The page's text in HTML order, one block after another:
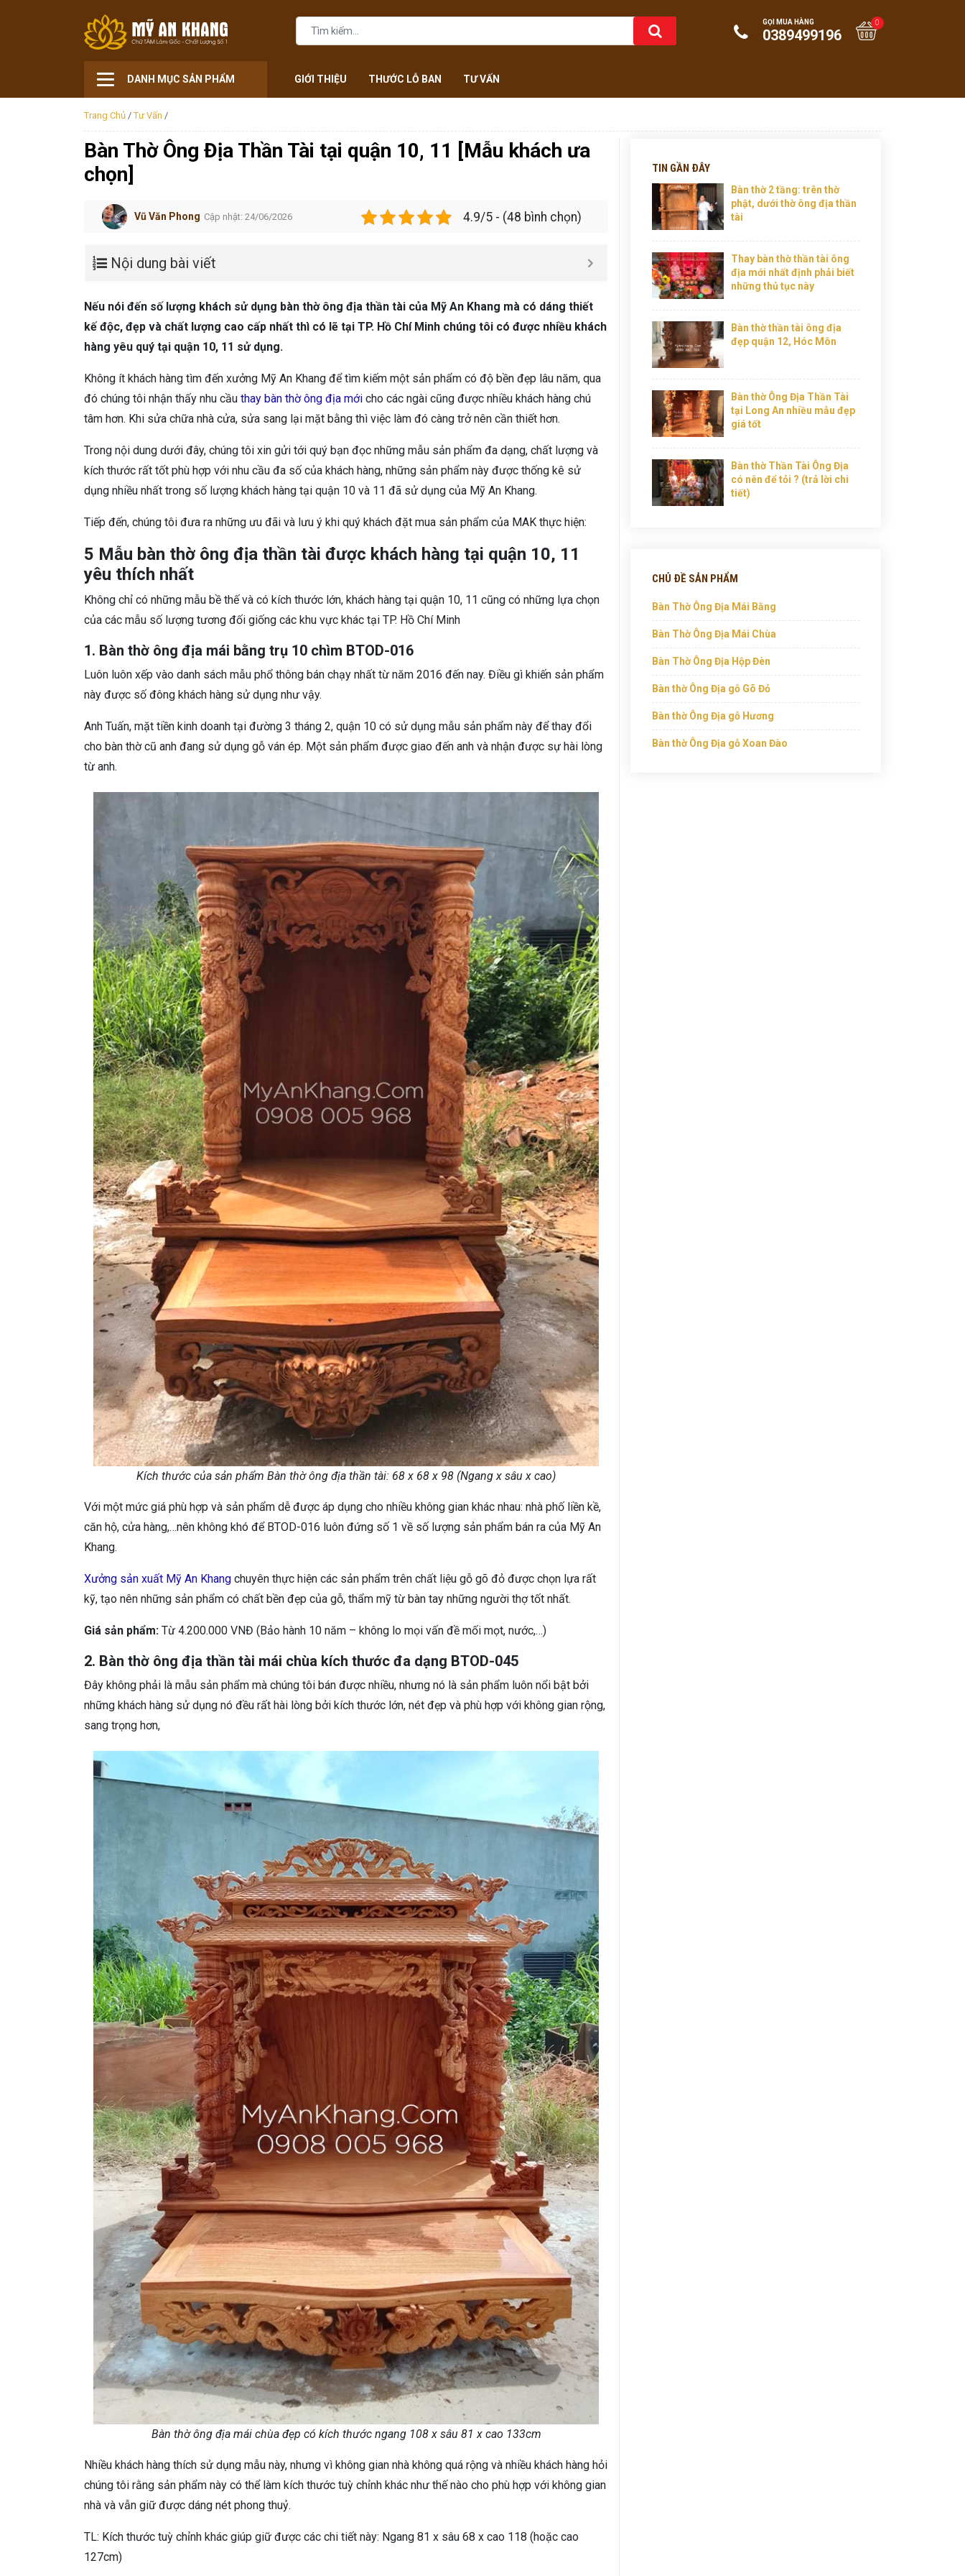
GỌI MUA HÀNG
0389499196
0
DANH MỤC SẢN PHẨM GIỚI THIỆU THƯỚC LỖ BAN TƯ VẤN
Trang Chủ /Tư Vấn /
Bàn Thờ Ông Địa Thần Tài tại quận 10, 11 [Mẫu khách ưa
chọn]
Vũ Văn Phong Cập nhật: 24/06/2026 4.9/5 - (48 bình chọn)
Nội dung bài viết
Nếu nói đến số lượng khách sử dụng bàn thờ ông địa thần tài của Mỹ An Khang mà có dáng thiết
kế độc, đẹp và chất lượng cao cấp nhất thì có lẽ tại TP. Hồ Chí Minh chúng tôi có được nhiều khách
hàng yêu quý tại quận 10, 11 sử dụng.
Không ít khách hàng tìm đến xưởng Mỹ An Khang để tìm kiếm một sản phẩm có độ bền đẹp lâu năm, qua
đó chúng tôi nhận thấy nhu cầu thay bàn thờ ông địa mới cho các ngài cũng được nhiều khách hàng chú
tâm hơn. Khi sửa chữa nhà cửa, sửa sang lại mặt bằng thì việc làm đó càng trở nên cần thiết hơn.
Trong nội dung dưới đây, chúng tôi xin gửi tới quý bạn đọc những mẫu sản phẩm đa dạng, chất lượng và
kích thước rất tốt phù hợp với nhu cầu đa số của khách hàng, những sản phẩm này được thống kê sử
dụng nhiều nhất trong số lượng khách hàng tại quận 10 và 11 đã sử dụng của Mỹ An Khang.
Tiếp đến, chúng tôi đưa ra những ưu đãi và lưu ý khi quý khách đặt mua sản phẩm của MAK thực hiện:
5 Mẫu bàn thờ ông địa thần tài được khách hàng tại quận 10, 11
yêu thích nhất
Không chỉ có những mẫu bề thế và có kích thước lớn, khách hàng tại quận 10, 11 cũng có những lựa chọn
của các mẫu số lượng tương đối giống các khu vực khác tại TP. Hồ Chí Minh
1. Bàn thờ ông địa mái bằng trụ 10 chìm BTOD-016
Luôn luôn xếp vào danh sách mẫu phổ thông bán chạy nhất từ năm 2016 đến nay. Điều gì khiến sản phẩm
này được số đông khách hàng sử dụng như vậy.
Anh Tuấn, mặt tiền kinh doanh tại đường 3 tháng 2, quận 10 có sử dụng mẫu sản phẩm này để thay đổi
cho bàn thờ cũ anh đang sử dụng gỗ ván ép. Một sản phẩm được giao đến anh và nhận được sự hài lòng
từ anh.
Kích thước của sản phẩm Bàn thờ ông địa thần tài: 68 x 68 x 98 (Ngang x sâu x cao)
Với một mức giá phù hợp và sản phẩm dễ được áp dụng cho nhiều không gian khác nhau: nhà phố liền kề,
căn hộ, cửa hàng,…nên không khó để BTOD-016 luôn đứng số 1 về số lượng sản phẩm bán ra của Mỹ An
Khang.
Xưởng sản xuất Mỹ An Khang chuyên thực hiện các sản phẩm trên chất liệu gỗ gõ đỏ được chọn lựa rất
kỹ, tạo nên những sản phẩm có chất bền đẹp của gỗ, thẩm mỹ từ bàn tay những người thợ tốt nhất.
Giá sản phẩm: Từ 4.200.000 VNĐ (Bảo hành 10 năm – không lo mọi vấn đề mối mọt, nước,…)
2. Bàn thờ ông địa thần tài mái chùa kích thước đa dạng BTOD-045
Đây không phải là mẫu sản phẩm mà chúng tôi bán được nhiều, nhưng nó là sản phẩm luôn nổi bật bởi
những khách hàng sử dụng nó đều rất hài lòng bởi kích thước lớn, nét đẹp và phù hợp với không gian rộng,
sang trọng hơn,
Bàn thờ ông địa mái chùa đẹp có kích thước ngang 108 x sâu 81 x cao 133cm
Nhiều khách hàng thích sử dụng mẫu này, nhưng vì không gian nhà không quá rộng và nhiều khách hàng hỏi
chúng tôi rằng sản phẩm này có thể làm kích thước tuỳ chỉnh khác như thế nào cho phù hợp với không gian
nhà và vẫn giữ được dáng nét phong thuỷ.
TL: Kích thước tuỳ chỉnh khác giúp giữ được các chi tiết này: Ngang 81 x sâu 68 x cao 118 (hoặc cao
127cm)
TIN GẦN ĐÂY
Bàn thờ 2 tầng: trên thờ
phật, dưới thờ ông địa thần
tài
Thay bàn thờ thần tài ông
địa mới nhất định phải biết
những thủ tục này
Bàn thờ thần tài ông địa
đẹp quận 12, Hóc Môn
Bàn thờ Ông Địa Thần Tài
tại Long An nhiều mẫu đẹp
giá tốt
Bàn thờ Thần Tài Ông Địa
có nên để tỏi ? (trả lời chi
tiết)
CHỦ ĐỀ SẢN PHẨM
Bàn Thờ Ông Địa Mái Bằng
Bàn Thờ Ông Địa Mái Chùa
Bàn Thờ Ông Địa Hộp Đèn
Bàn thờ Ông Địa gỗ Gõ Đỏ
Bàn thờ Ông Địa gỗ Hương
Bàn thờ Ông Địa gỗ Xoan Đào